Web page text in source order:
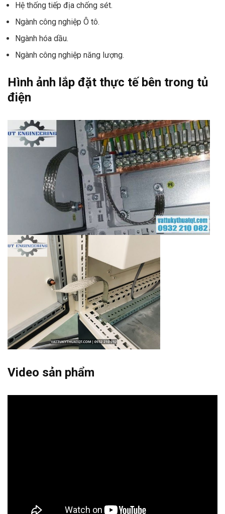
Hệ thống tiếp địa chống sét.
Ngành công nghiệp Ô tô.
Ngành hóa dầu.
Ngành công nghiệp năng lượng.
Hình ảnh lắp đặt thực tế bên trong tủ
điện
Video sản phẩm